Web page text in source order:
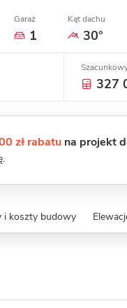
Garaż
1
Kąt dachu
30°
327
zł rabatu na projekt
i koszty budowy